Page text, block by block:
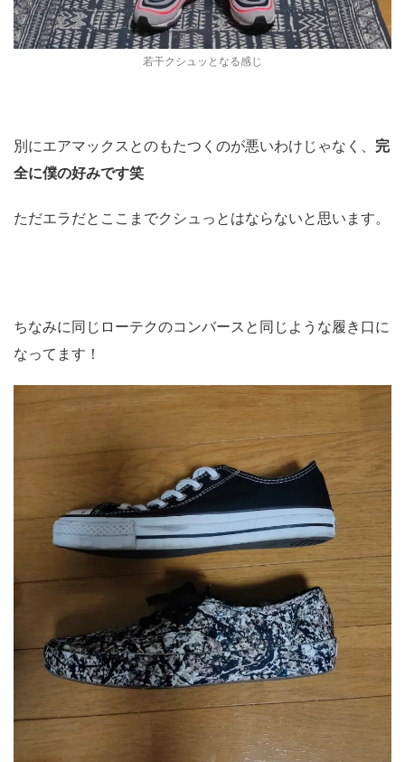
若干クシュッとなる感じ
別にエアマックスとのもたつくのが悪いわけじゃなく、 完
全に僕の好みです笑
ただエラだとここまでクシュっとはならないと思います。
ちなみに同じローテクのコンバースと同じような履き口に
なってます！